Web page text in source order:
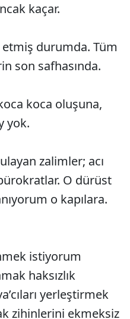
kaçar.
durumda. Tüm
son safhasında.
koca oluşuna,
yok.
zalimler; acı
O dürüst
o kapılara.
istiyorum
haksızlık
yerleştirmek
zihinlerini ekmeksiz